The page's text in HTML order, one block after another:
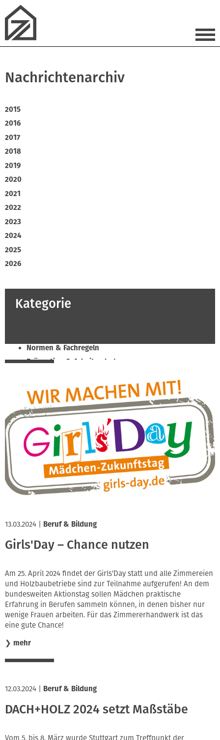
Nachrichtenarchiv
2015
2016
2017
2018
2019
2020
2021
2022
2023
2024
2025
2026
Kategorie
Normen & Fachregeln
Prävention & Arbeitsschutz
Soziales & Tarifpolitik
Verband & Innungen
Innung
13.03.2024 Beruf & Bildung
Girls'Day – Chance nutzen
Am 25. April 2024 findet der Girls'Day statt und alle Zimmereien
und Holzbaubetriebe sind zur Teilnahme aufgerufen! An dem
bundesweiten Aktionstag sollen Mädchen praktische
Erfahrung in Berufen sammeln können, in denen bisher nur
wenige Frauen arbeiten. Für das Zimmererhandwerk ist das
eine gute Chance!
❯ mehr
12.03.2024 Beruf & Bildung
DACH+HOLZ 2024 setzt Maßstäbe
Vom 5. bis 8. März wurde Stuttgart zum Treffpunkt der